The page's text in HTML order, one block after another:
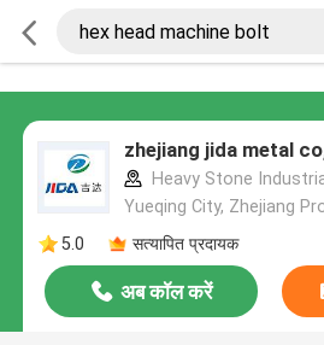
zhejiang jida metal
Heavy Stone
Yueqing City, Zhejiang
5.0
सत्यापित प्रदायक
अब कॉल करें